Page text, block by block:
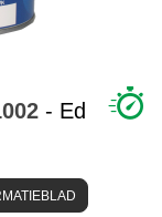
- Ed